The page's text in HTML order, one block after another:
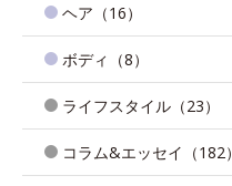
ヘア（16）
ボディ（8）
ライフスタイル（23）
コラム&エッセイ（182）